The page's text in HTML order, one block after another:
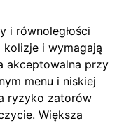
i równoległości
kolizje i wymagają
akceptowalna przy
menu i niskiej
ryzyko zatorów
Większa